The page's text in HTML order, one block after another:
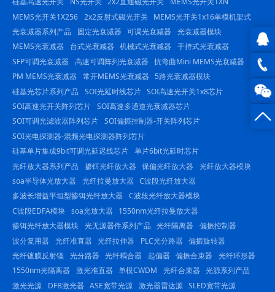
QQ在
线咨
询
0816
MEMS光开关1X256 2x2反射式磁光开关
MEMS光开关1x16单模机架式
光衰减器系列产品
固定光衰减器 可调光衰减器
光衰减器模块
MEMS光衰减器
台式光衰减器 机械式光衰减器
手持式光衰减器
SFP可调光衰减器
高速可调阵列光衰减器 抗弯曲Mini MEMS光衰减器
PM MEMS光衰减器
常开MEMS光衰减器 5路光衰减器模块
硅基光芯片系列产品
SOI光延时线芯片 SOI高速光开关1x8芯片
SOI高速光开关阵列芯片 SOI高速多通道光衰减器芯片
SOI可调光滤波器阵列芯片 SOI偏振控制器-开关阵列芯片
SOI光电探测器-混频光电探测器阵列芯片
硅基单片集成9bit可调光延迟线芯片 单片6bit光延时芯片
光纤放大器系列产品
掺铒光纤放大器 保偏光纤放大器
光纤放大器模块
soa半导体光放大器
光纤拉曼放大器 C波段光纤放大器
多波长增益平坦型掺铒光纤放大器
C波段光纤放大器模块
C波段EDFA模块 soa光放大器
1550nm光纤拉曼放大器
掺铒光纤放大器模块 光无源器件系列产品 光纤隔离器
偏振控制器
波分复用器
光纤准直器 光纤拉伸器 PLC光分路器
偏振旋转器
光纤镀膜反射镜 光分路器 光纤耦合器 起偏器 偏振合束器
光纤环形器
1550nm光隔离器
激光准直器 单模CWDM 光纤合束器
光源系列产品
激光光源
DFB激光器 ASE宽带光源 激光器雷达源 SLED宽带光源